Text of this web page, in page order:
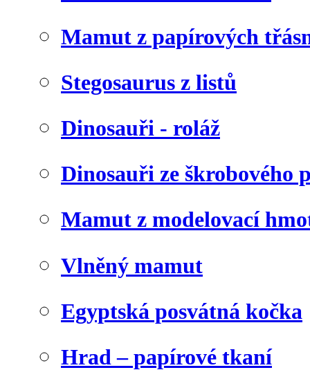
Mamut z papírových
Stegosaurus z listů
Dinosauři - roláž
Dinosauři ze škrobového
Mamut z modelovací
Vlněný mamut
Egyptská posvátná kočka
Hrad – papírové tkaní